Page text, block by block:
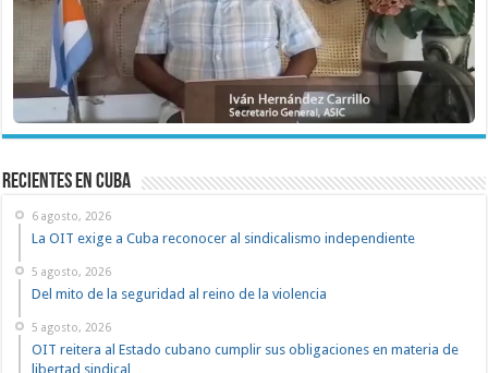
recientes en cuba
6 agosto, 2026
La OIT exige a Cuba reconocer al sindicalismo independiente
5 agosto, 2026
Del mito de la seguridad al reino de la violencia
5 agosto, 2026
OIT reitera al Estado cubano cumplir sus obligaciones en materia de
libertad sindical